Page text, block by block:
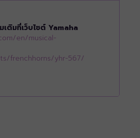
เติมที่เว็บไซต์ Yamaha
en/musical-
frenchhorns/yhr-567/